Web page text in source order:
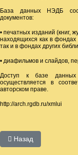
База данных НЭДБ
документов:
• печатных изданий (книг,
находящихся как в фондах
так и в фондах других
• диафильмов и слайдов,
Доступ к базе
осуществляется в
авторском праве.
http://arch.rgdb.ru/xmlui
Предыдущий:
Назад